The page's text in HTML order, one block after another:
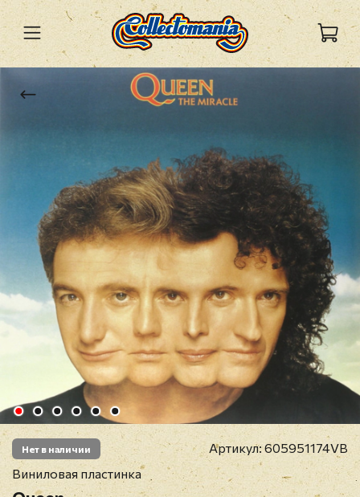
Нет в наличии Артикул:605951174VB
Виниловая пластинка